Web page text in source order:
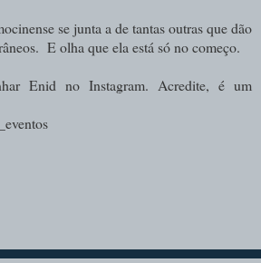
se junta a de tantas outras que dão
E olha que ela está só no começo.
Enid no Instagram. Acredite, é um